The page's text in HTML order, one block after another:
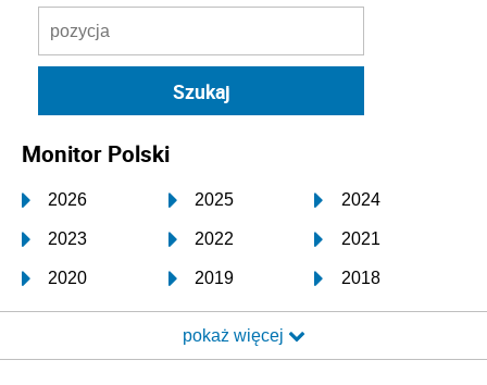
Monitor Polski
2026 2025 2024
2023 2022 2021
2020 2019 2018
2017 2016 2015
2014 2013 2012
pokaż więcej